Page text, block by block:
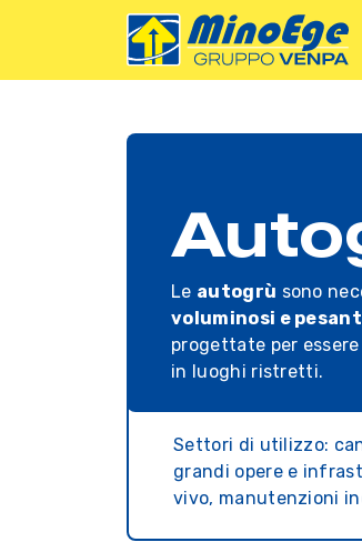
Le autogrù sono
voluminosi e
progettate per
in luoghi ristretti.
Settori di utilizzo:
grandi opere e
vivo, manutenzioni